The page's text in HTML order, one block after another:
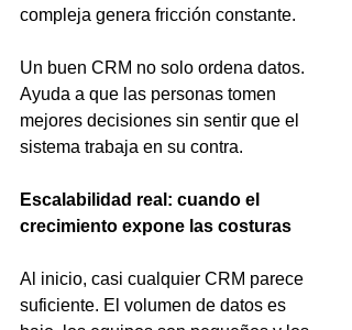
compleja genera fricción constante.
Un buen CRM no solo ordena datos.
Ayuda a que las personas tomen
mejores decisiones sin sentir que el
sistema trabaja en su contra.
Escalabilidad real: cuando el
crecimiento expone las costuras
Al inicio, casi cualquier CRM parece
suficiente. El volumen de datos es